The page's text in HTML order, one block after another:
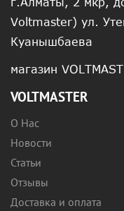
Voltmaster) ул.
Куанышбаева
магазин
VOLTMASTER
О Нас
Новости
Статьи
Отзывы
Доставка и оплата